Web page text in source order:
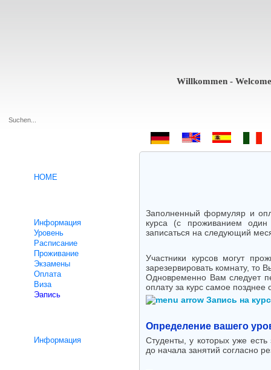
Willkommen - Welcome -
HOME
Информация
Уровень
Расписание
Проживание
Экзамены
Oплата
Bиза
Эапись
Информация
Заполненный формуляр и
курса (с проживанием
записаться на следующий
Участники курсов могут
зарезервировать комнату, то
Одновременно Вам следует
оплату за курс самое
Запись на курс
Определение вашего
Студенты, у которых уже
до начала занятий согласно